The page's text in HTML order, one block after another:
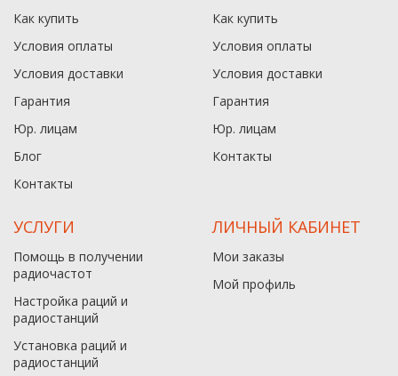
Как купить
Условия оплаты
Условия доставки
Гарантия
Юр. лицам​
Блог
Контакты
Как купить
Условия оплаты
Условия доставки
Гарантия
Юр. лицам​
Контакты
УСЛУГИ
Помощь в получении
радиочастот
Настройка раций и
радиостанций
Установка раций и
радиостанций
ЛИЧНЫЙ КАБИНЕТ
Мои заказы
Мой профиль